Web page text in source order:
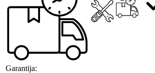
Garantija: